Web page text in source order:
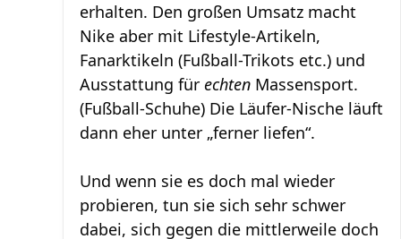
erhalten. Den großen Umsatz macht
Nike aber mit Lifestyle-Artikeln,
Fanarktikeln (Fußball-Trikots etc.) und
Ausstattung für echten Massensport.
(Fußball-Schuhe) Die Läufer-Nische läuft
dann eher unter „ferner liefen“.
Und wenn sie es doch mal wieder
probieren, tun sie sich sehr schwer
dabei, sich gegen die mittlerweile doch